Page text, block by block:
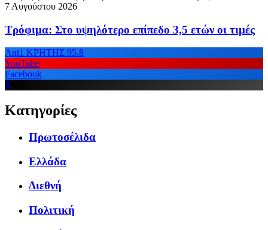
7 Αυγούστου 2026
Τρόφιμα: Στο υψηλότερο επίπεδο 3,5 ετών οι τιμές
Ant1 ΚΡΗΤΗΣ 95.8
YouTube
Facebook
X
Κατηγορίες
Πρωτοσέλιδα
Ελλάδα
Διεθνή
Πολιτική